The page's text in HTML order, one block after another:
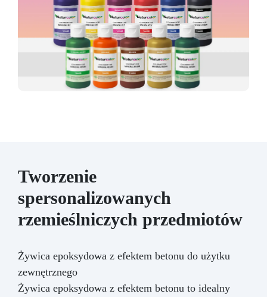
Tworzenie
spersonalizowanych
rzemieślniczych przedmiotów
Żywica epoksydowa z efektem betonu do użytku
zewnętrznego
Żywica epoksydowa z efektem betonu to idealny